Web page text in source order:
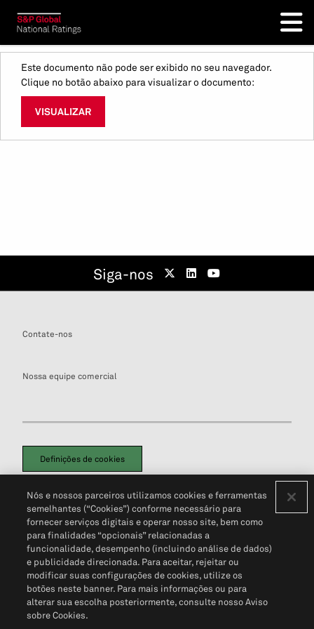
Este documento não pode ser exibido no seu navegador.
Clique no botão abaixo para visualizar o documento:
VISUALIZAR
Siga-nos
Contate-nos
Nossa equipe comercial
Definições de cookies
Política de PrivacidadePortal de privacidade do cliente (em inglês)
Não Venda Minhas Informações Pessoais© 2026 S&P Global
Nós e nossos parceiros utilizamos cookies e ferramentas
semelhantes (“Cookies”) conforme necessário para
fornecer serviços digitais e operar nosso site, bem como
para finalidades “opcionais” relacionadas a
funcionalidade, desempenho (incluindo análise de dados)
e publicidade direcionada. Para aceitar, rejeitar ou
modificar suas configurações de cookies, utilize os
botões neste banner. Para mais informações ou para
alterar sua escolha posteriormente, consulte nosso Aviso
sobre Cookies.